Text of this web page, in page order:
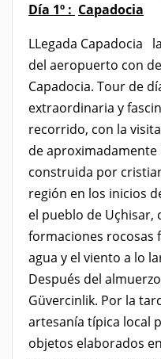
Día 1º : Capadocia
LLegada Capadocia
del aeropuerto con
Capadocia. Tour de
extraordinaria y
recorrido, con la
de
construida por
región en los inicios
el pueblo de Uçhisar,
formaciones rocosas
agua y el viento a lo
Después del
Güvercinlik. Por la
artesanía típica local
objetos elaborados